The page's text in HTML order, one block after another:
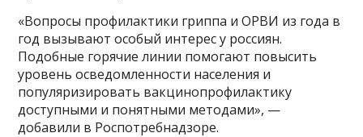
«Вопросы профилактики гриппа и ОРВИ из года в
год вызывают особый интерес у россиян.
Подобные горячие линии помогают повысить
уровень осведомленности населения и
популяризировать вакцинопрофилактику
доступными и понятными методами», —
добавили в Роспотребнадзоре.